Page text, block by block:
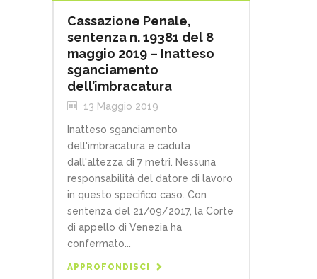
Cassazione Penale,
sentenza n. 19381 del 8
maggio 2019 – Inatteso
sganciamento
dell’imbracatura
13 Maggio 2019
Inatteso sganciamento
dell'imbracatura e caduta
dall'altezza di 7 metri. Nessuna
responsabilità del datore di lavoro
in questo specifico caso. Con
sentenza del 21/09/2017, la Corte
di appello di Venezia ha
confermato...
APPROFONDISCI